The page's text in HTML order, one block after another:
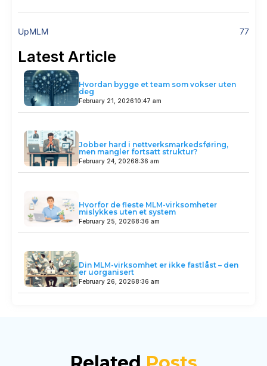
UpMLM 77
Latest Article
February 21, 202610:47 am
Hvordan bygge et team som vokser uten
deg
February 24, 20268:36 am
Jobber hard i nettverksmarkedsføring,
men mangler fortsatt struktur?
February 25, 20268:36 am
Hvorfor de fleste MLM-virksomheter
mislykkes uten et system
February 26, 20268:36 am
Din MLM-virksomhet er ikke fastlåst – den
er uorganisert